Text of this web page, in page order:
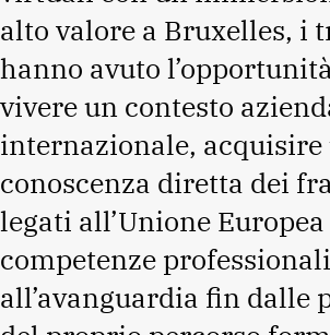
alto valore a Bruxelles, i
hanno avuto
vivere un contesto
internazionale, acquisire
conoscenza diretta dei
legati all’Unione
competenze professionali
all’avanguardia fin dalle